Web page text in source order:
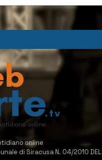
online
di Siracusa N. 04/2010 DEL